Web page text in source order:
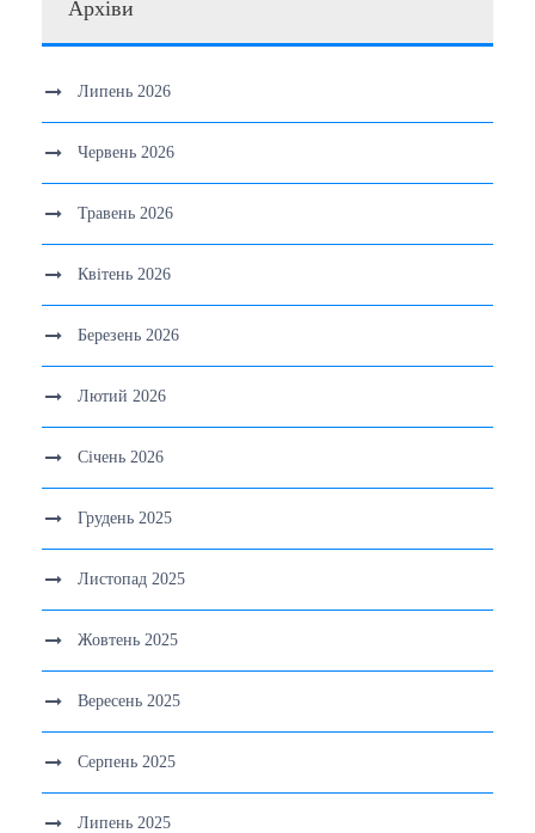
Архіви
Липень 2026
Червень 2026
Травень 2026
Квітень 2026
Березень 2026
Лютий 2026
Січень 2026
Грудень 2025
Листопад 2025
Жовтень 2025
Вересень 2025
Серпень 2025
Липень 2025